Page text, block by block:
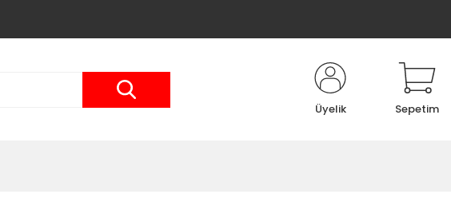
Üyelik Sepetim